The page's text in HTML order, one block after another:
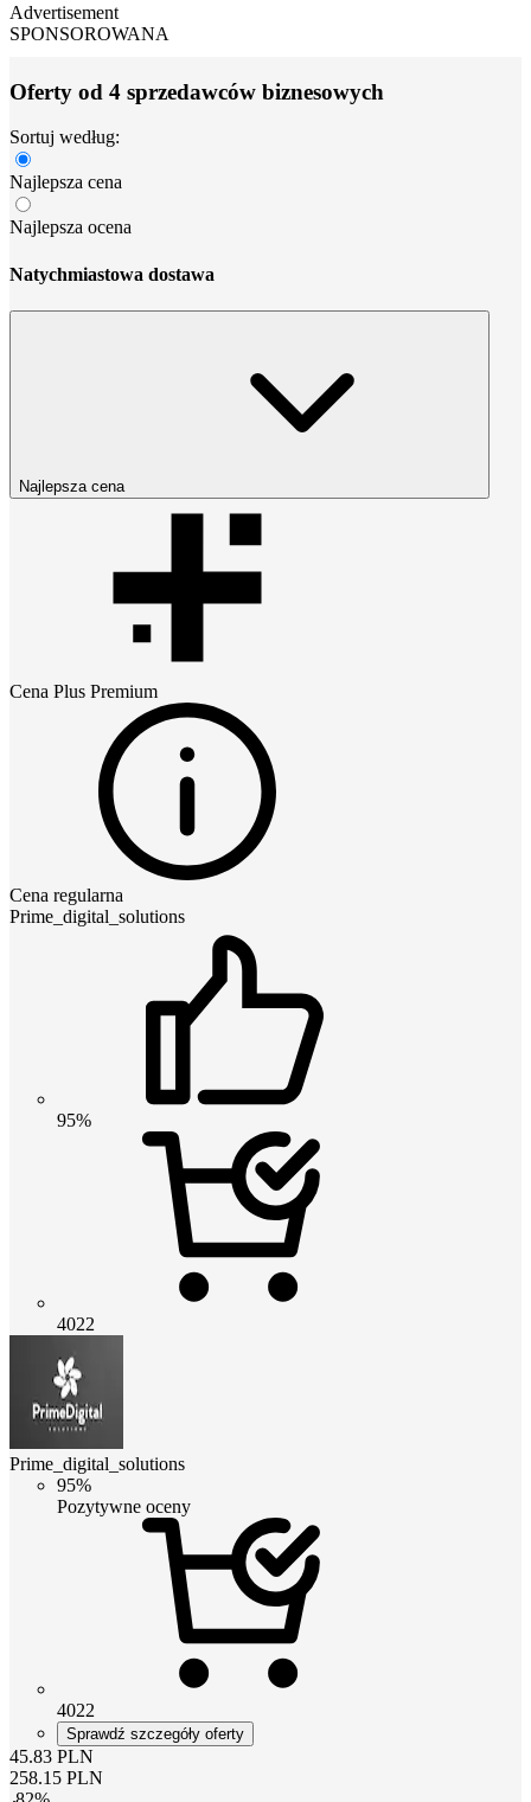
Advertisement
SPONSOROWANA
Oferty od 4 sprzedawców biznesowych
Sortuj według:
Najlepsza cena
Najlepsza ocena
Natychmiastowa dostawa
Najlepsza cena
Cena Plus Premium
Cena regularna
Prime_digital_solutions
95%
4022
Prime_digital_solutions
95%
Pozytywne oceny
4022
Sprawdź szczegóły oferty
45.83 PLN
258.15 PLN